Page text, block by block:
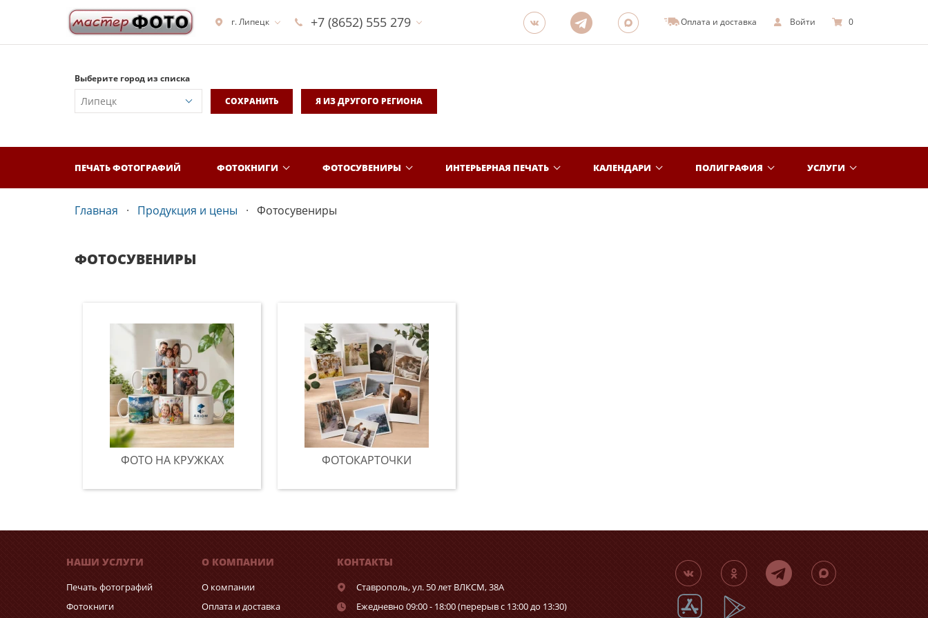
г. Липецк +7 (8652) 555 279 Оплата и доставка Войти 0
Выберите город из списка
СОХРАНИТЬ
Я ИЗ ДРУГОГО РЕГИОНА
ПЕЧАТЬ ФОТОГРАФИЙ ФОТОКНИГИ ФОТОСУВЕНИРЫ ИНТЕРЬЕРНАЯ ПЕЧАТЬ КАЛЕНДАРИ ПОЛИГРАФИЯ УСЛУГИ
Главная Продукция и цены Фотосувениры
ФОТОСУВЕНИРЫ
ФОТО НА КРУЖКАХ ФОТОКАРТОЧКИ
НАШИ УСЛУГИ
Печать фотографий
Фотокниги
О КОМПАНИИ
О компании
Оплата и доставка
КОНТАКТЫ
Ставрополь,ул. 50 лет ВЛКСМ, 38А
Ежедневно 09:00 - 18:00 (перерыв с 13:00 до 13:30)